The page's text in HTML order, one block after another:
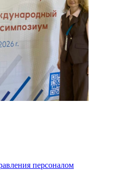
персоналом